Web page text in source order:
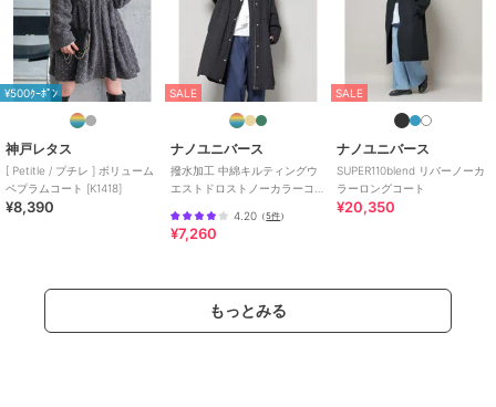
¥500ｸｰﾎﾟﾝ
神戸レタス
[ Petitle / プチレ ] ボリューム
ペプラムコート [K1418]
¥8,390
SALE
ナノユニバース
撥水加工 中綿キルティングウ
エストドロストノーカラーコ
4.20 （5件）
¥7,260
SALE
ナノユニバース
SUPER110blend リバーノーカ
ラーロングコート
¥20,350
もっとみる